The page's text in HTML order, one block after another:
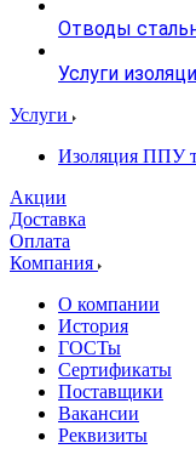
Отводы
Услуги
Услуги
Изоляция ППУ
Акции
Доставка
Оплата
Компания
О компании
История
ГОСТы
Сертификаты
Поставщики
Вакансии
Реквизиты